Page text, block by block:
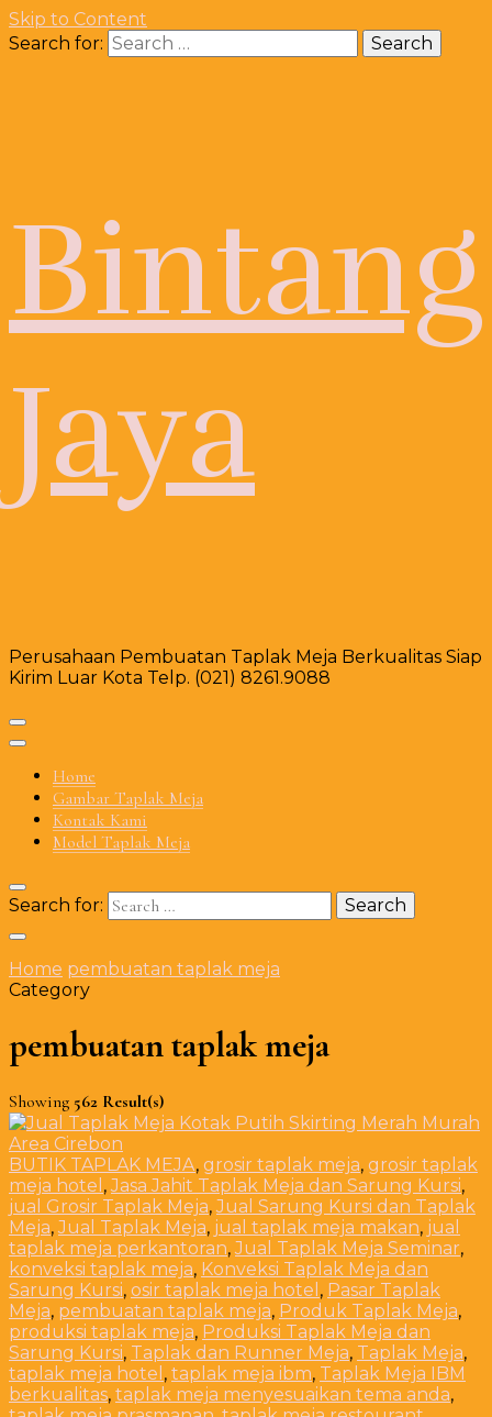
Skip to Content
Search for:
Bintang
Jaya
Perusahaan Pembuatan Taplak Meja Berkualitas Siap
Kirim Luar Kota Telp. (021) 8261.9088
Home
Gambar Taplak Meja
Kontak Kami
Model Taplak Meja
Search for:
Home pembuatan taplak meja
Category
pembuatan taplak meja
Showing 562 Result(s)
BUTIK TAPLAK MEJA, grosir taplak meja, grosir taplak
meja hotel ,Jasa Jahit Taplak Meja dan Sarung Kursi,
jual Grosir Taplak Meja,Jual Sarung Kursi dan Taplak
Meja,Jual Taplak Meja, jual taplak meja makan, jual
taplak meja perkantoran,Jual Taplak Meja Seminar,
konveksi taplak meja, Konveksi Taplak Meja dan
Sarung Kursi, osir taplak meja hotel , Pasar Taplak
Meja, pembuatan taplak meja, Produk Taplak Meja,
produksi taplak meja, Produksi Taplak Meja dan
Sarung Kursi, Taplak dan Runner Meja, Taplak Meja,
taplak meja hotel , taplak meja ibm, Taplak Meja IBM
berkualitas, taplak meja menyesuaikan tema anda,